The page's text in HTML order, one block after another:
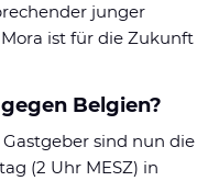
junger
ist für die Zukunft
Belgien?
sind nun die
(2 Uhr MESZ) in